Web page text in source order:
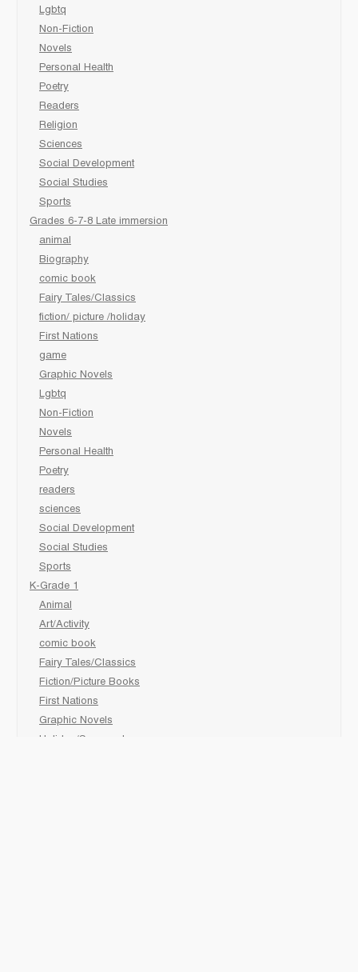
Lgbtq
Non-Fiction
Novels
Personal Health
Poetry
Readers
Religion
Sciences
Social Development
Social Studies
Sports
Grades 6-7-8 Late immersion
animal
Biography
comic book
Fairy Tales/Classics
fiction/ picture /holiday
First Nations
game
Graphic Novels
Lgbtq
Non-Fiction
Novels
Personal Health
Poetry
readers
sciences
Social Development
Social Studies
Sports
K-Grade 1
Animal
Art/Activity
comic book
Fairy Tales/Classics
Fiction/Picture Books
First Nations
Graphic Novels
Holiday/Seasonal